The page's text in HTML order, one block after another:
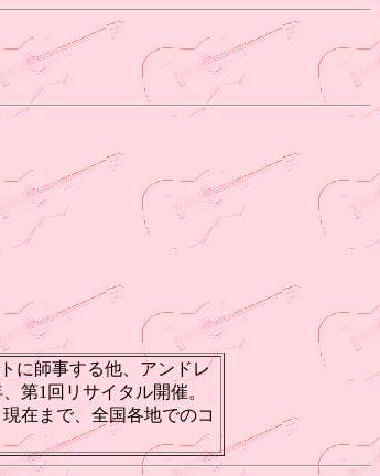
に師事する他、アンドレ
第1回リサイタル開催。
在まで、全国各地でのコ